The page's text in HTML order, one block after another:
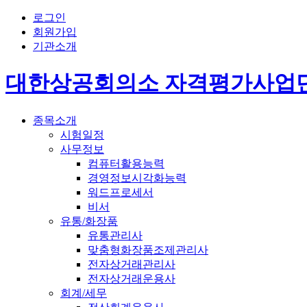
로그인
회원가입
기관소개
대한상공회의소 자격평가사업
종목소개
시험일정
사무정보
컴퓨터활용능력
경영정보시각화능력
워드프로세서
비서
유통/화장품
유통관리사
맞춤형화장품조제관리사
전자상거래관리사
전자상거래운용사
회계/세무